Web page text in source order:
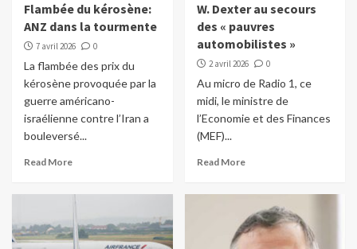
Flambée du kérosène:
ANZ dans la tourmente
7 avril 2026 0
La flambée des prix du
kérosène provoquée par la
guerre américano-
israélienne contre l’Iran a
bouleversé...
Read More
W. Dexter au secours
des « pauvres
automobilistes »
2 avril 2026 0
Au micro de Radio 1, ce
midi, le ministre de
l’Economie et des Finances
(MEF)...
Read More